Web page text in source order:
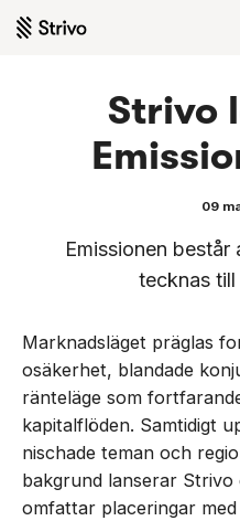
Strivo
09
Emissionen består
tecknas
Marknadsläget präglas
osäkerhet, blandade
ränteläge som
kapitalflöden. Samtidigt
nischade teman och
bakgrund lanserar Strivo
omfattar placeringar